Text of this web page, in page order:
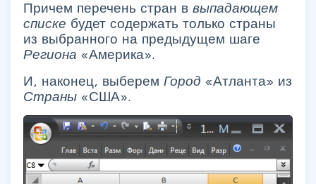
Причем перечень стран в выпадающем
списке будет содержать только страны
из выбранного на предыдущем шаге
Региона «Америка».
И, наконец, выберем Город «Атланта» из
Страны «США».